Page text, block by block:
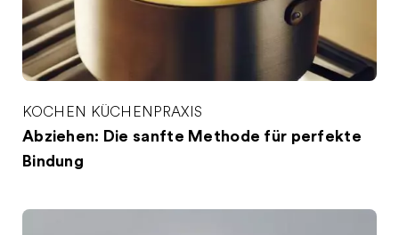
KOCHEN KÜCHENPRAXIS
Abziehen: Die sanfte Methode für perfekte
Bindung